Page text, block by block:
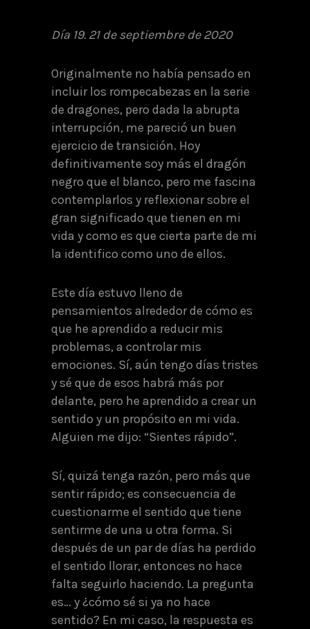
Día 19. 21 de septiembre de 2020
Originalmente no había pensado en
incluir los rompecabezas en la serie
de dragones, pero dada la abrupta
interrupción, me pareció un buen
ejercicio de transición. Hoy
definitivamente soy más el dragón
negro que el blanco, pero me fascina
contemplarlos y reflexionar sobre el
gran significado que tienen en mi
vida y como es que cierta parte de mi
la identifico como uno de ellos.
Este día estuvo lleno de
pensamientos alrededor de cómo es
que he aprendido a reducir mis
problemas, a controlar mis
emociones. Sí, aún tengo días tristes
y sé que de esos habrá más por
delante, pero he aprendido a crear un
sentido y un propósito en mi vida.
Alguien me dijo: “Sientes rápido”.
Sí, quizá tenga razón, pero más que
sentir rápido; es consecuencia de
cuestionarme el sentido que tiene
sentirme de una u otra forma. Si
después de un par de días ha perdido
el sentido llorar, entonces no hace
falta seguirlo haciendo. La pregunta
es… y ¿cómo sé si ya no hace
sentido? En mi caso, la respuesta es